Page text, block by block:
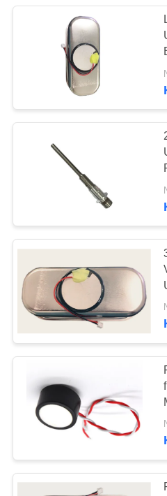
FORDERN
SIE EIN
ZITAT
SITEMAP
PRIVACY
Mit
PZT-Pulver
Piezo Ring